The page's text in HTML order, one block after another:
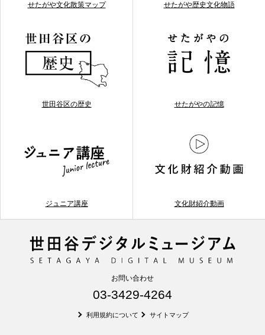
せたがや文化散策マップ せたがや歴史文化物語
世田谷区の歴史 せたがやの記憶
ジュニア講座 文化財紹介動画
お問い合わせ
03-3429-4264
利用規約について サイトマップ